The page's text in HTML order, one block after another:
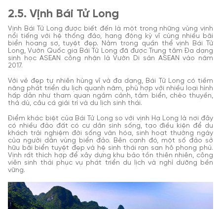
2.5. Vịnh Bái Tử Long
Vịnh Bái Tử Long được biết đến là một trong những vùng vịnh
nổi tiếng với hệ thống đảo, hang động kỳ vĩ cùng nhiều bãi
biển hoang sơ, tuyệt đẹp. Nằm trong quần thể vịnh Bái Tử
Long, Vườn Quốc gia Bái Tử Long đã được Trung tâm Đa dạng
sinh học ASEAN công nhận là Vườn Di sản ASEAN vào năm
2017.
Với vẻ đẹp tự nhiên hùng vĩ và đa dạng, Bái Tử Long có tiềm
năng phát triển du lịch quanh năm, phù hợp với nhiều loại hình
hấp dẫn như tham quan ngắm cảnh, tắm biển, chèo thuyền,
thả dù, câu cá giải trí và du lịch sinh thái.
Điểm khác biệt của Bái Tử Long so với vịnh Hạ Long là nơi đây
có nhiều đảo đất có cư dân sinh sống, tạo điều kiện để du
khách trải nghiệm đời sống văn hóa, sinh hoạt thường ngày
của người dân vùng biển đảo. Bên cạnh đó, một số đảo sở
hữu bãi biển tuyệt đẹp và hệ sinh thái rạn san hô phong phú.
Vịnh rất thích hợp để xây dựng khu bảo tồn thiên nhiên, công
viên sinh thái phục vụ phát triển du lịch và nghỉ dưỡng bền
vững.